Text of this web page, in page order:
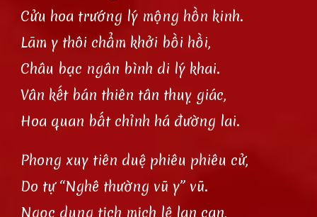
Cửu hoa trướng lý mộng hồn kinh.
Lãm y thôi chẩm khởi bồi hồi,
Châu bạc ngân bình di lý khai.
Vân kết bán thiên tân thuỵ giác,
Hoa quan bất chỉnh há đường lai.
Phong xuy tiên duệ phiêu phiêu cử,
Do tự “Nghê thường vũ y” vũ.
Ngọc dung tịch mịch lệ lan can,